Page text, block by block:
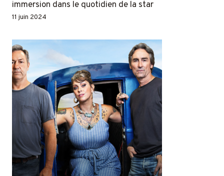
immersion dans le quotidien de la star
11 juin 2024